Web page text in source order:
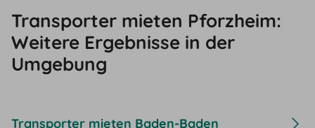
Transporter mieten Pforzheim:
Weitere Ergebnisse in der
Umgebung
Transporter mieten Baden-Baden